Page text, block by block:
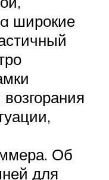
широкие
Об
для